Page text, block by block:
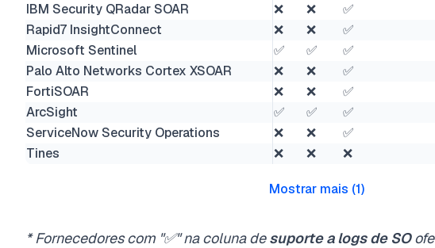
IBM Security QRadar SOAR
❌ ❌ ✅
Rapid7 InsightConnect
❌ ❌ ✅
Microsoft Sentinel
✅ ✅ ✅
Palo Alto Networks Cortex XSOAR
❌ ❌ ✅
FortiSOAR
❌ ❌ ✅
ArcSight
✅ ✅ ✅
ServiceNow Security Operations
❌ ❌ ✅
Tines
❌ ❌ ❌
Mostrar mais (1)
* Fornecedores com "✅" na coluna desuporte a logs de SO